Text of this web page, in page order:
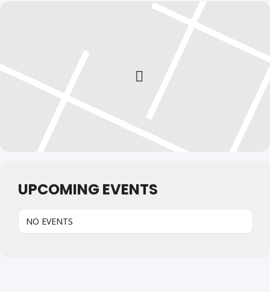
UPCOMING EVENTS
NO EVENTS